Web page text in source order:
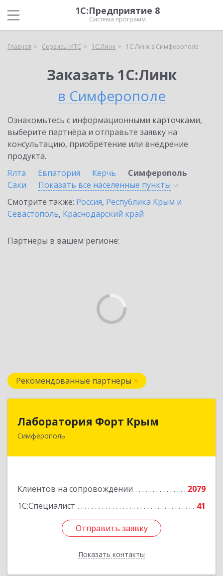
1С:Предприятие 8
Система программ
Главная Сервисы ИТС 1С:Линк 1С:Линк в Симферополе
Заказать 1С:Линк
в Симферополе
Ознакомьтесь с информационными карточками,
выберите партнёра и отправьте заявку на
консультацию, приобретение или внедрение
продукта.
Ялта
Евпатория Керчь
Симферополь
Саки
Показать все населенные пункты
Смотрите также: Россия, Республика Крым и
Севастополь, Краснодарский край
Партнеры в вашем регионе:
Рекомендованные партнеры
Лаборатория Форт Крым
Симферополь
Клиентов на сопровождении
2079
1С:Специалист
41
Отправить заявку
Показать контакты
295034, Крым Респ, Симферополь г, Киевская
Отправить заявку
Назад